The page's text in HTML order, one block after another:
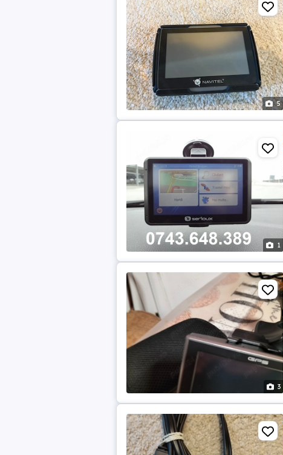
5
1
3